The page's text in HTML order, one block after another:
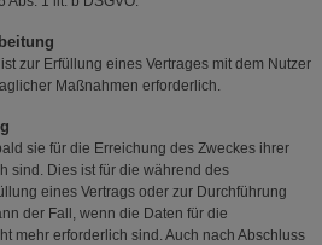
zur Erfüllung eines Vertrages mit dem Nutzer
Maßnahmen erforderlich.
sie für die Erreichung des Zweckes ihrer
sind. Dies ist für die während des
eines Vertrags oder zur Durchführung
der Fall, wenn die Daten für die
mehr erforderlich sind. Auch nach Abschluss